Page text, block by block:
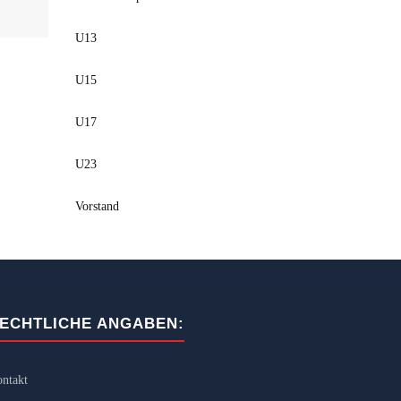
U13
U15
U17
U23
Vorstand
ANGABEN: